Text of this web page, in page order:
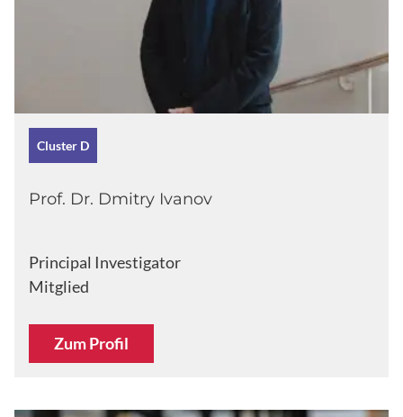
Cluster D
Prof. Dr. Dmitry Ivanov
Principal Investigator
Mitglied
Zum Profil